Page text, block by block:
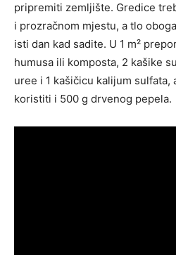
pripremiti zemljište. Gredice
i prozračnom mjestu, a tlo
isti dan kad sadite. U 1 m²
humusa ili komposta, 2 kašike
uree i 1 kašičicu kalijum sulfata,
koristiti i 500 g drvenog pepela.